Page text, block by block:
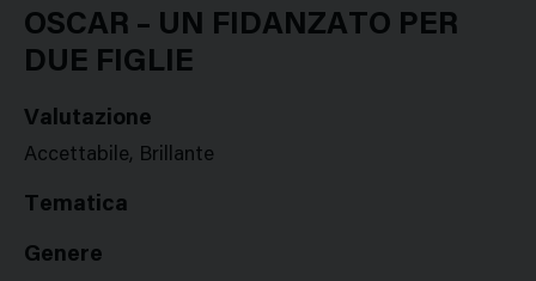
Plus
OSCAR – UN FIDANZATO PER
DUE FIGLIE
Valutazione
Accettabile, Brillante
Tematica
Genere